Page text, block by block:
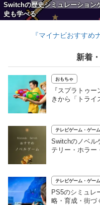
Switchの歴史シミュレーション
史も学べる
『マイナビおすす
新着
おもちゃ
『スプラトゥ
きから「トライ
テレビゲーム・ゲー
Switchのノベル
テリー・ホラー
テレビゲーム・ゲー
PS5のシミュレ
略・育成・街づ